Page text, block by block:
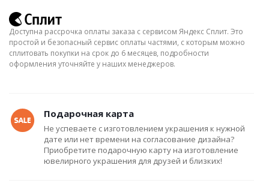
Доступна рассрочка оплаты заказа с сервисом Яндекс Сплит. Это
простой и безопасный сервис оплаты частями, с которым можно
сплитовать покупки на срок до 6 месяцев, подробности
оформления уточняйте у наших менеджеров.
Подарочная карта
Не успеваете с изготовлением украшения к нужной
дате или нет времени на согласование дизайна?
Приобретите подарочную карту на изготовление
ювелирного украшения для друзей и близких!